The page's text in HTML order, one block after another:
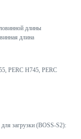
длины
длина
PERC H745, PERC
загрузки (BOSS-S2):